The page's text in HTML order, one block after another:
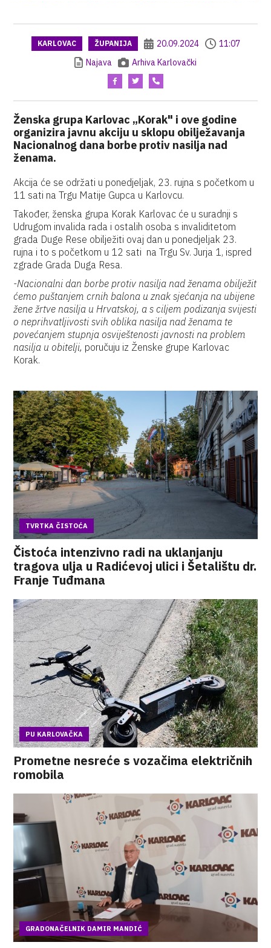
KARLOVAC ŽUPANIJA 20.09.2024
11:07
Najava
Arhiva Karlovački
Ženska grupa Karlovac „Korak" i ove godine
organizira javnu akciju u sklopu obilježavanja
Nacionalnog dana borbe protiv nasilja nad
ženama.
Akcija će se održati u ponedjeljak, 23. rujna s početkom u
11 sati na Trgu Matije Gupca u Karlovcu.
Također, ženska grupa Korak Karlovac će u suradnji s
Udrugom invalida rada i ostalih osoba s invaliditetom
grada Duge Rese obilježiti ovaj dan u ponedjeljak 23.
rujna i to s početkom u 12 sati na Trgu Sv. Jurja 1, ispred
zgrade Grada Duga Resa.
-Nacionalni dan borbe protiv nasilja nad ženama obilježit
ćemo puštanjem crnih balona u znak sjećanja na ubijene
žene žrtve nasilja u Hrvatskoj, a s ciljem podizanja svijesti
o neprihvatljivosti svih oblika nasilja nad ženama te
povećanjem stupnja osviještenosti javnosti na problem
nasilja u obitelji, poručuju iz Ženske grupe Karlovac
Korak.
TVRTKA ČISTOĆA
Čistoća intenzivno radi na uklanjanju
tragova ulja u Radićevoj ulici i Šetalištu dr.
Franje Tuđmana
PU KARLOVAČKA
Prometne nesreće s vozačima električnih
romobila
GRADONAČELNIK DAMIR MANDIĆ